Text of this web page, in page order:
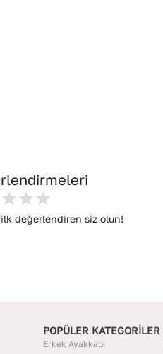
ilk değerlendiren siz olun!
POPÜLER KATEGORİLER
Erkek Ayakkabı